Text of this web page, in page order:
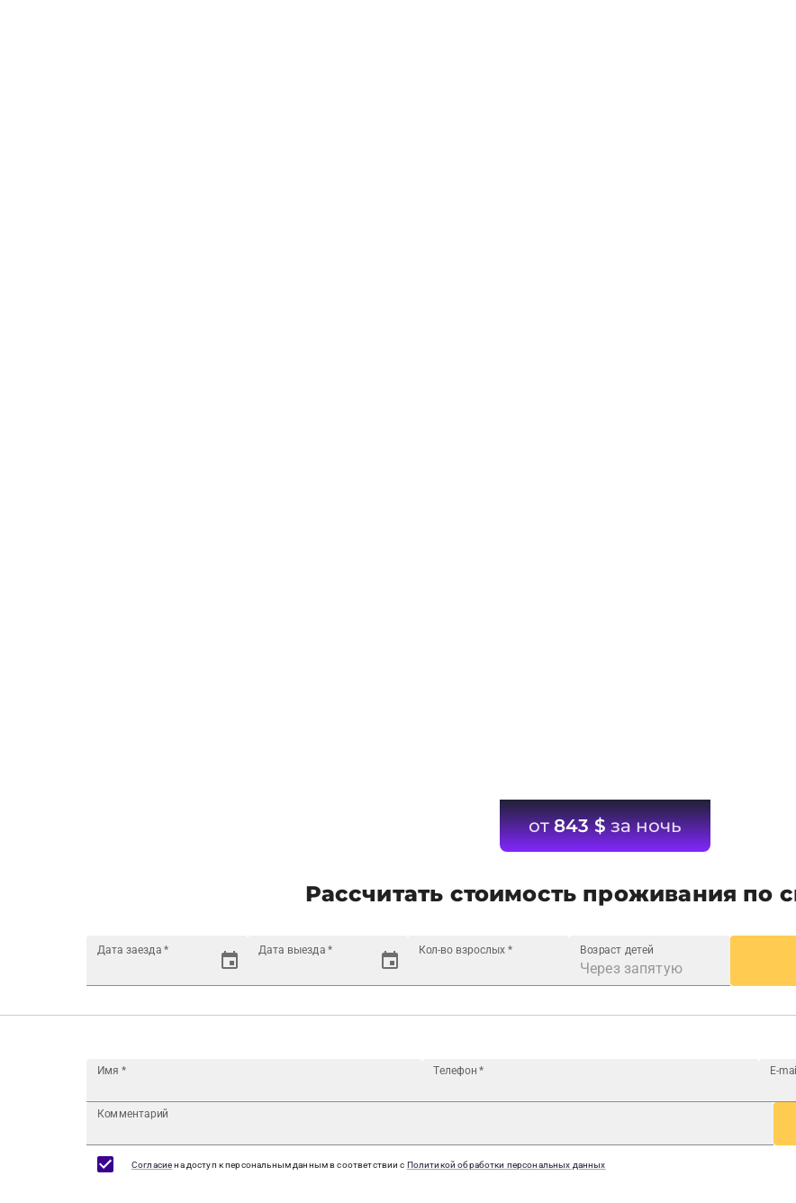
от843 $за ночь
Рассчитать стоимость проживания по
Дата заезда * Дата выезда * Кол-во взрослых * Возраст детей
Имя * Телефон * E-
Комментарий
Согласиена доступ к персональным данным в соответствии с Политикой обработки персональных данных